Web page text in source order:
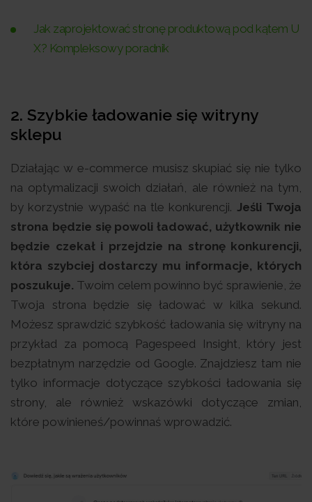
Jak zaprojektować stronę produktową pod kątem U
X? Kompleksowy poradnik
2. Szybkie ładowanie się witryny
sklepu
Działając w e-commerce musisz skupiać się nie tylko
na optymalizacji swoich działań, ale również na tym,
by korzystnie wypaść na tle konkurencji. Jeśli Twoja
strona będzie się powoli ładować, użytkownik nie
będzie czekał i przejdzie na stronę konkurencji,
która szybciej dostarczy mu informacje, których
poszukuje. Twoim celem powinno być sprawienie, że
Twoja strona będzie się ładować w kilka sekund.
Możesz sprawdzić szybkość ładowania się witryny na
przykład za pomocą Pagespeed Insight, który jest
bezpłatnym narzędzie od Google. Znajdziesz tam nie
tylko informacje dotyczące szybkości ładowania się
strony, ale również wskazówki dotyczące zmian,
które powinieneś/powinnaś wprowadzić.